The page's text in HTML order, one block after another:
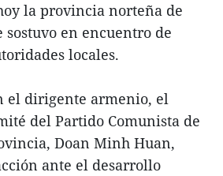
la provincia norteña de
en encuentro de
locales.
el dirigente armenio, el
del Partido Comunista de
Doan Minh Huan,
ante el desarrollo